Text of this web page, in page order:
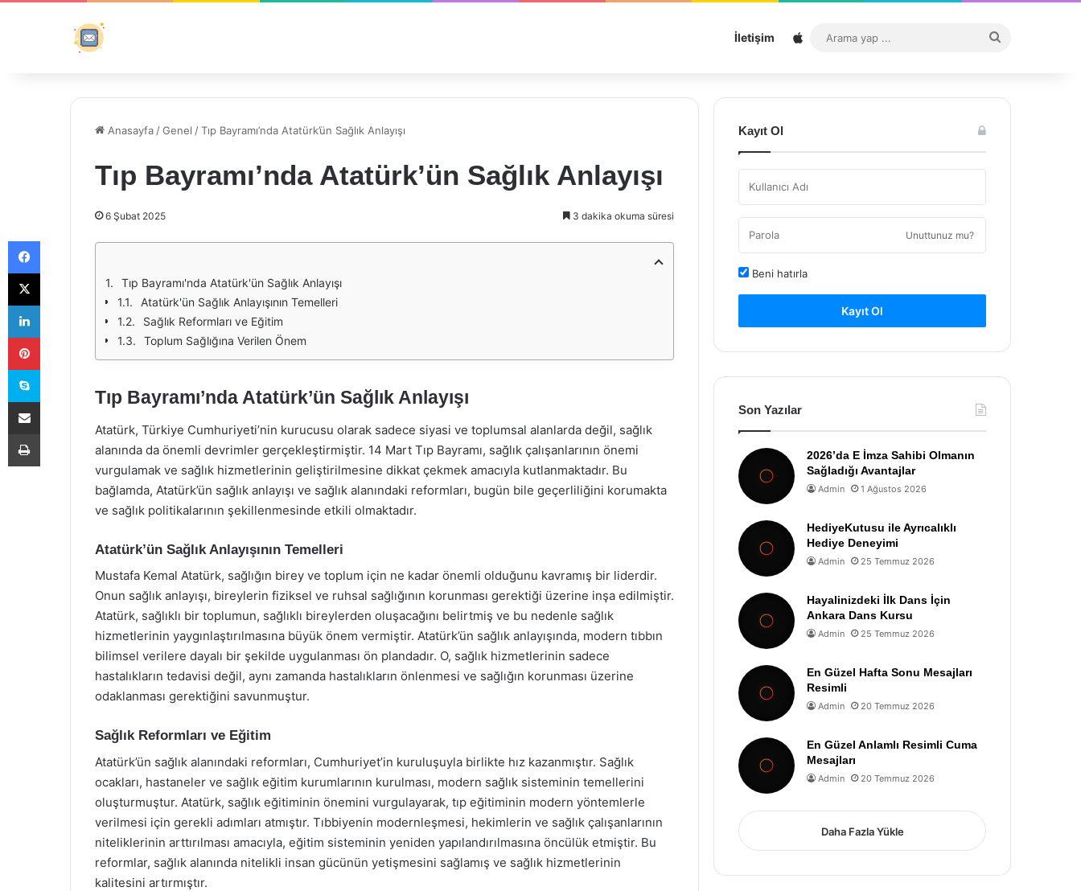
İletişim Sitemap
...
Anasayfa /Genel /Tıp Bayramı’nda Atatürk’ün Sağlık Anlayışı
Tıp Bayramı’nda Atatürk’ün Sağlık Anlayışı
6 Şubat 2025 3 dakika okuma süresi
Tıp Bayramı'nda Atatürk'ün Sağlık Anlayışı
Atatürk'ün Sağlık Anlayışının Temelleri
Sağlık Reformları ve Eğitim
Toplum Sağlığına Verilen Önem
Tıp Bayramı’nda Atatürk’ün Sağlık Anlayışı
Atatürk, Türkiye Cumhuriyeti’nin kurucusu olarak sadece siyasi ve toplumsal alanlarda değil, sağlık
alanında da önemli devrimler gerçekleştirmiştir. 14 Mart Tıp Bayramı, sağlık çalışanlarının önemi
vurgulamak ve sağlık hizmetlerinin geliştirilmesine dikkat çekmek amacıyla kutlanmaktadır. Bu
bağlamda, Atatürk’ün sağlık anlayışı ve sağlık alanındaki reformları, bugün bile geçerliliğini korumakta
ve sağlık politikalarının şekillenmesinde etkili olmaktadır.
Atatürk’ün Sağlık Anlayışının Temelleri
Mustafa Kemal Atatürk, sağlığın birey ve toplum için ne kadar önemli olduğunu kavramış bir liderdir.
Onun sağlık anlayışı, bireylerin fiziksel ve ruhsal sağlığının korunması gerektiği üzerine inşa edilmiştir.
Atatürk, sağlıklı bir toplumun, sağlıklı bireylerden oluşacağını belirtmiş ve bu nedenle sağlık
hizmetlerinin yaygınlaştırılmasına büyük önem vermiştir. Atatürk’ün sağlık anlayışında, modern tıbbın
bilimsel verilere dayalı bir şekilde uygulanması ön plandadır. O, sağlık hizmetlerinin sadece
hastalıkların tedavisi değil, aynı zamanda hastalıkların önlenmesi ve sağlığın korunması üzerine
odaklanması gerektiğini savunmuştur.
Sağlık Reformları ve Eğitim
Atatürk’ün sağlık alanındaki reformları, Cumhuriyet’in kuruluşuyla birlikte hız kazanmıştır. Sağlık
ocakları, hastaneler ve sağlık eğitim kurumlarının kurulması, modern sağlık sisteminin temellerini
oluşturmuştur. Atatürk, sağlık eğitiminin önemini vurgulayarak, tıp eğitiminin modern yöntemlerle
verilmesi için gerekli adımları atmıştır. Tıbbiyenin modernleşmesi, hekimlerin ve sağlık çalışanlarının
niteliklerinin arttırılması amacıyla, eğitim sisteminin yeniden yapılandırılmasına öncülük etmiştir. Bu
reformlar, sağlık alanında nitelikli insan gücünün yetişmesini sağlamış ve sağlık hizmetlerinin
kalitesini artırmıştır.
Kayıt Ol
Unuttunuz mu?
Beni hatırla
Kayıt Ol
Son Yazılar
2026’da E İmza Sahibi Olmanın
Sağladığı Avantajlar
Admin 1 Ağustos 2026
HediyeKutusu ile Ayrıcalıklı
Hediye Deneyimi
Admin 25 Temmuz 2026
Hayalinizdeki İlk Dans İçin
Ankara Dans Kursu
Admin 25 Temmuz 2026
En Güzel Hafta Sonu Mesajları
Resimli
Admin 20 Temmuz 2026
En Güzel Anlamlı Resimli Cuma
Mesajları
Admin 20 Temmuz 2026
Daha Fazla Yükle
Facebook
X
LinkedIn
Pinterest
Skype
E-Posta ile paylaş